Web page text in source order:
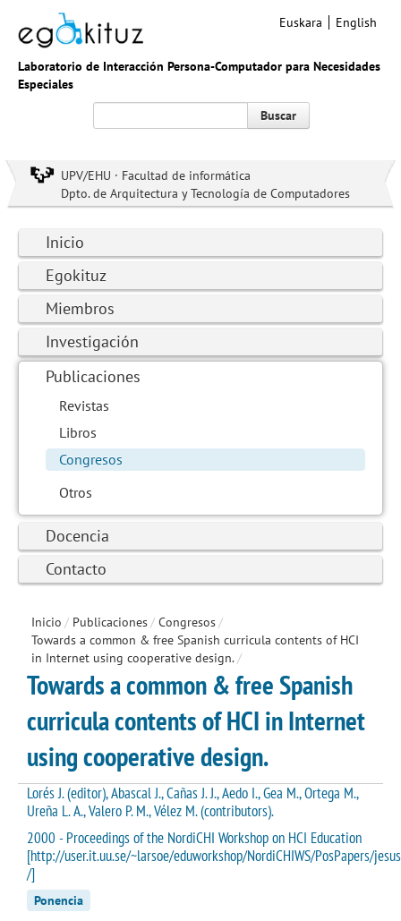
Laboratorio de Interacción Persona-Computador para Necesidades
Especiales
Euskara English
Buscar
UPV/EHU · Facultad de informática
Dpto. de Arquitectura y Tecnología de Computadores
Inicio
Egokituz
Miembros
Investigación
Publicaciones
Revistas
Libros
Congresos
Otros
Docencia
Contacto
Inicio / Publicaciones/ Congresos/
Towards a common & free Spanish curricula contents of HCI
in Internet using cooperative design./
Towards a common & free Spanish
curricula contents of HCI in Internet
using cooperative design.
Lorés J. (editor), Abascal J., Cañas J. J., Aedo I., Gea M., Ortega M.,
Ureña L. A., Valero P. M., Vélez M. (contributors).
2000 - Proceedings of the NordiCHI Workshop on HCI Education
[http://user.it.uu.se/~larsoe/eduworkshop/NordiCHIWS/PosPapers/
/]
Ponencia